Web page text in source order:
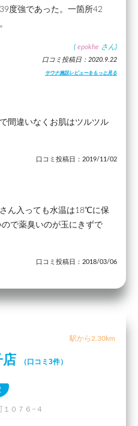
度強であった。一箇所42
( epokhe さん)
口コミ投稿日：2020.9.22
サウナ施設レビューをもっと見る
間違いなくお肌はツルツル
口コミ投稿日：2019/11/02
ん入っても水温は18℃に保
で薬臭いのが玉にきずで
口コミ投稿日：2018/03/06
駅から2.30km
店 （口コミ3件）
０７６−４